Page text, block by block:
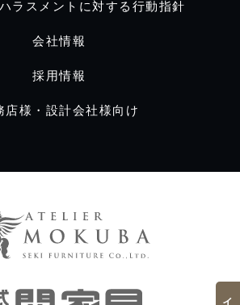
ラスメントに対する行動指針
会社情報
採用情報
店様・設計会社様向け